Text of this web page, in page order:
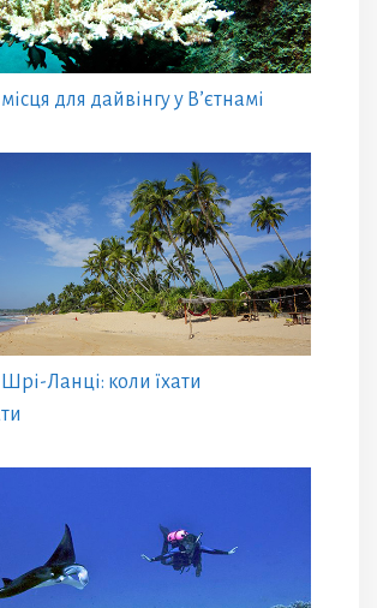
для дайвінгу у В’єтнамі
Ланці: коли їхати